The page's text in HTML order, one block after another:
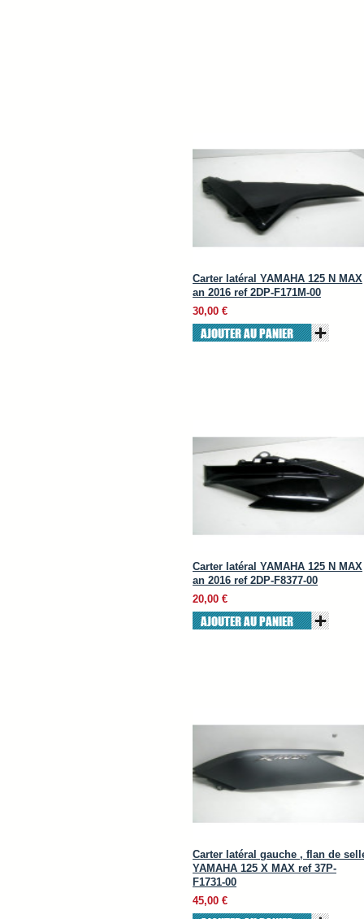
Carter latéral YAMAHA 125 N MAX
an 2016 ref 2DP-F171M-00
30,00 €
AJOUTER AU PANIER
Carter latéral YAMAHA 125 N MAX
an 2016 ref 2DP-F8377-00
20,00 €
AJOUTER AU PANIER
Carter latéral gauche , flan de
YAMAHA 125 X MAX ref 37P-
F1731-00
45,00 €